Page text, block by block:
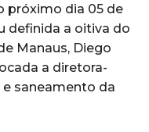
próximo dia 05 de
definida a oitiva do
Manaus, Diego
a diretora-
saneamento da